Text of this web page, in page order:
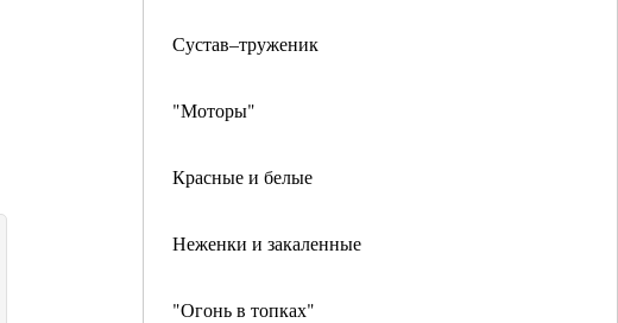
Сустав–труженик
"Моторы"
Красные и белые
Неженки и закаленные
"Огонь в топках"